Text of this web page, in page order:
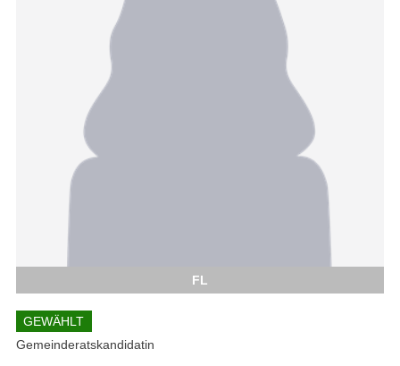
FL
GEWÄHLT
Gemeinderatskandidatin